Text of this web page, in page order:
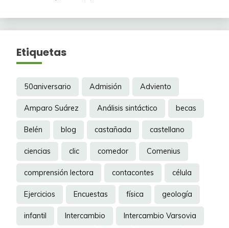
Etiquetas
50aniversario Admisión Adviento
Amparo Suárez Análisis sintáctico becas
Belén blog castañada castellano
ciencias clic comedor Comenius
comprensión lectora contacontes célula
Ejercicios Encuestas física geología
infantil Intercambio Intercambio Varsovia